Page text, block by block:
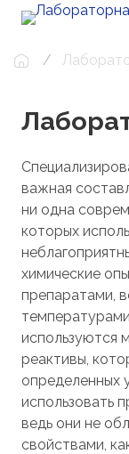
важная
ни одна
которых
химические
препаратами,
используются
реактивы,
определенных
использовать
ведь они не
свойствами,